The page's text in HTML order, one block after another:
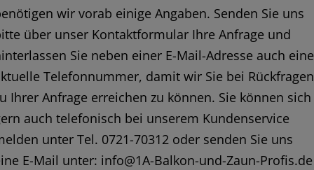
wir vorab einige Angaben. Senden Sie uns
über unser Kontaktformular Ihre Anfrage und
Sie neben einer E-Mail-Adresse auch eine
Telefonnummer, damit wir Sie bei Rückfragen
Ihrer Anfrage erreichen zu können. Sie können sich
auch telefonisch bei unserem Kundenservice
unter Tel. 0721-70312 oder senden Sie uns
E-Mail unter: info@1A-Balkon-und-Zaun-Profis.de